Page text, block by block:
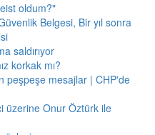
oldum?"
Belgesi, Bir yıl sonra
saldırıyor
korkak mı?
peşpeşe mesajlar | CHP'de
üzerine Onur Öztürk ile